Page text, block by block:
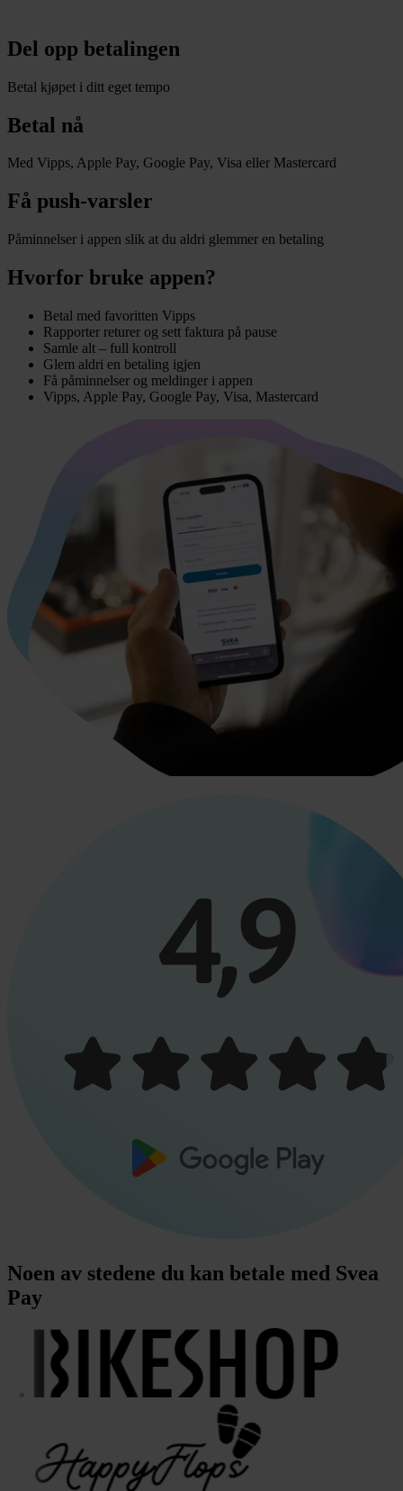
Del opp betalingen
Betal kjøpet i ditt eget tempo
Betal nå
Med Vipps, Apple Pay, Google Pay, Visa eller Mastercard
Få push-varsler
Påminnelser i appen slik at du aldri glemmer en betaling
Hvorfor bruke appen?
Betal med favoritten Vipps
Rapporter returer og sett faktura på pause
Samle alt – full kontroll
Glem aldri en betaling igjen
Få påminnelser og meldinger i appen
Vipps, Apple Pay, Google Pay, Visa, Mastercard
Noen av stedene du kan betale med Svea
Pay